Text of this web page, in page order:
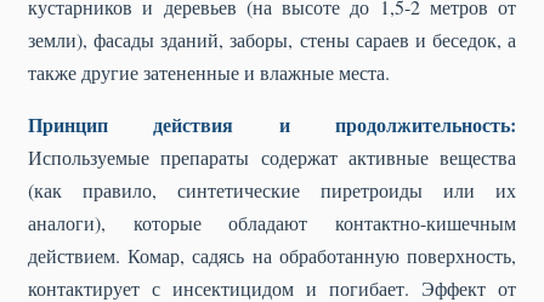
кустарников и деревьев (на высоте до 1,5-2 метров от
земли), фасады зданий, заборы, стены сараев и беседок, а
также другие затененные и влажные места.
Принцип действия и продолжительность:
Используемые препараты содержат активные вещества
(как правило, синтетические пиретроиды или их
аналоги), которые обладают контактно-кишечным
действием. Комар, садясь на обработанную поверхность,
контактирует с инсектицидом и погибает. Эффект от